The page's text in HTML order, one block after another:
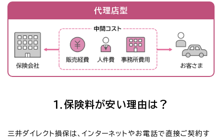
代理店型
1.保険料が安い理由は？
三井ダイレクト損保は、インターネットやお電話で直接ご契約す